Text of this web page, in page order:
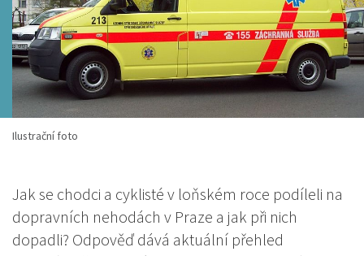
Ilustrační foto
Jak se chodci a cyklisté v loňském roce podíleli na
dopravních nehodách v Praze a jak při nich
dopadli? Odpověď dává aktuální přehled